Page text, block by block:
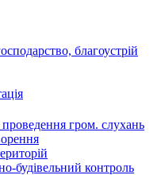
благоустрій
гром. слухань
будівельний контроль